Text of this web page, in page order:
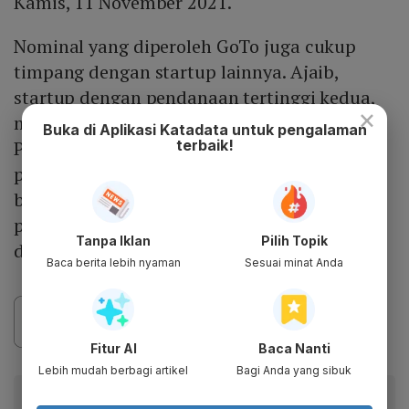
Nominal yang diperoleh GoTo juga cukup
timpang dengan startup lainnya. Ajaib,
startup dengan pendanaan tertinggi kedua,
mendapatkan suntikan sebesar US$ 243 juta.
Pendanaan ini sebesar 5,9% dari total
pendanaan Indonesia. Kemudian Kredivo
berada di posisi ketiga dengan nilai
pendanaan sebesar US$ 225 juta atau 5,5%
dari total pendanaan.
×
Buka di Aplikasi Katadata untuk pengalaman
terbaik!
Tanpa Iklan
Baca berita lebih nyaman
Pilih Topik
Sesuai minat Anda
Fitur AI
Lebih mudah berbagi artikel
Baca Nanti
Bagi Anda yang sibuk